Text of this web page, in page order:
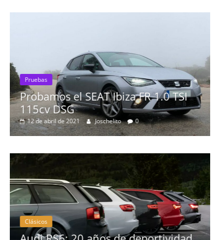
Pruebas
Probamos el SEAT Ibiza FR 1.0 TSI
115cv DSG
12 de abril de 2021 Joschelito 0
Clásicos